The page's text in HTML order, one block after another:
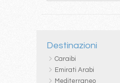
Destinazioni
Caraibi
Emirati Arabi
Mediterraneo